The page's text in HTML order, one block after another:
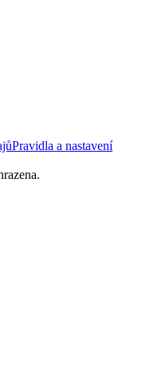
Pravidla a nastavení